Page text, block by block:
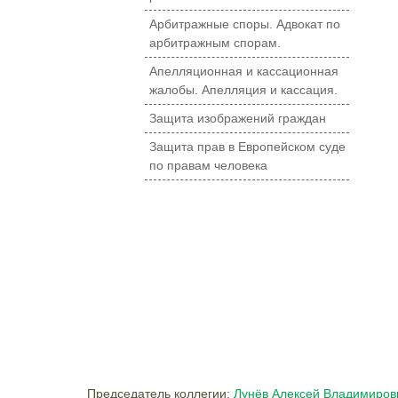
Арбитражные споры. Адвокат по
арбитражным спорам.
Апелляционная и кассационная
жалобы. Апелляция и кассация.
Защита изображений граждан
Защита прав в Европейском суде
по правам человека
Председатель коллегии: Лунёв Алексей